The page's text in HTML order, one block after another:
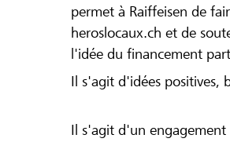
permet à Raiffeisen de
heroslocaux.ch et de
l'idée du financement
Il s'agit d'idées positives,
Il s'agit d'un engagement